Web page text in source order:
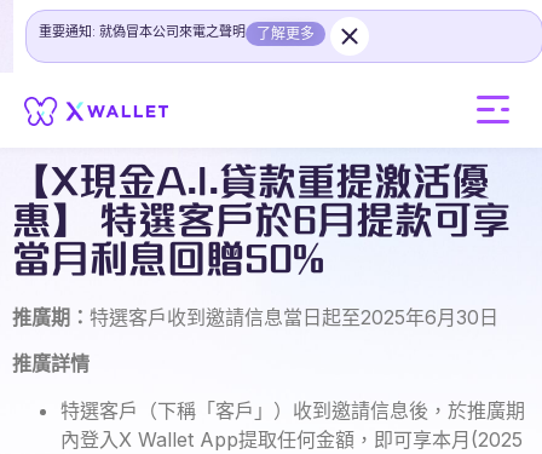
重要通知: 就偽冒本公司來電之聲明 了解更多
【X現金A.I.貸款重提激活優
惠】 特選客戶於6月提款可享
當月利息回贈50%
推廣期： 特選客戶收到邀請信息當日起至2025年6月30日
推廣詳情
特選客戶（下稱「客戶」）收到邀請信息後，於推廣期
內登入X Wallet App提取任何金額，即可享本月(2025